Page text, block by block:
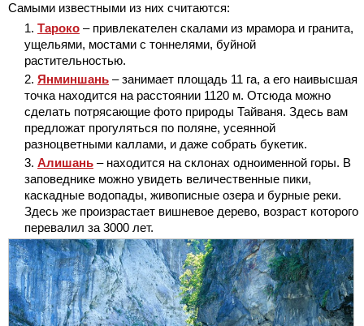
Самыми известными из них считаются:
Тароко – привлекателен скалами из мрамора и гранита,
ущельями, мостами с тоннелями, буйной
растительностью.
Янминшань – занимает площадь 11 га, а его наивысшая
точка находится на расстоянии 1120 м. Отсюда можно
сделать потрясающие фото природы Тайваня. Здесь вам
предложат прогуляться по поляне, усеянной
разноцветными каллами, и даже собрать букетик.
Алишань – находится на склонах одноименной горы. В
заповеднике можно увидеть величественные пики,
каскадные водопады, живописные озера и бурные реки.
Здесь же произрастает вишневое дерево, возраст которого
перевалил за 3000 лет.